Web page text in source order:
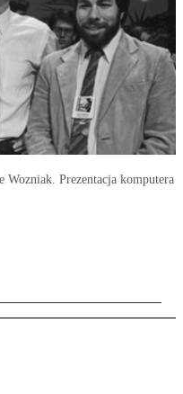
Wozniak. Prezentacja komputera